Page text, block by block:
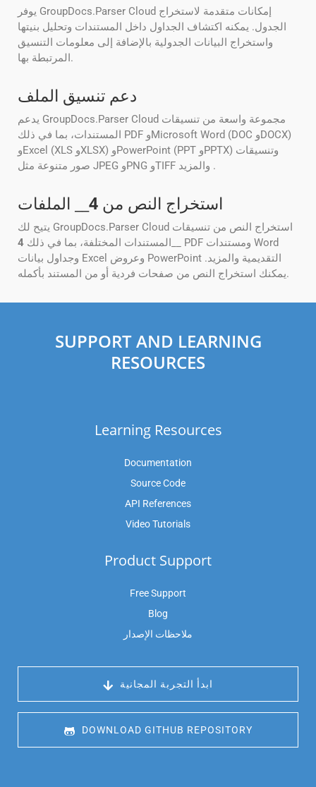
يوفر GroupDocs.Parser Cloud إمكانات متقدمة لاستخراج
الجدول. يمكنه اكتشاف الجداول داخل المستندات وتحليل بنيتها
واستخراج البيانات الجدولية بالإضافة إلى معلومات التنسيق
المرتبطة بها.
دعم تنسيق الملف
يدعم GroupDocs.Parser Cloud مجموعة واسعة من تنسيقات
المستندات، بما في ذلك PDF وMicrosoft Word (DOC وDOCX)
وExcel (XLS وXLSX) وPowerPoint (PPT وPPTX) وتنسيقات
صور متنوعة مثل JPEG وPNG وTIFF والمزيد .
استخراج النص من 4 __ الملفات
يتيح لك GroupDocs.Parser Cloud استخراج النص من تنسيقات
المستندات المختلفة، بما في ذلك 4
__ PDF ومستندات Word
وجداول بيانات Excel وعروض PowerPoint التقديمية والمزيد.
يمكنك استخراج النص من صفحات فردية أو من المستند بأكمله.
SUPPORT AND LEARNING
RESOURCES
Learning Resources
Documentation
Source Code
API References
Video Tutorials
Product Support
Free Support
Blog
ملاحظات الإصدار
ابدأ التجربة المجانية
DOWNLOAD GITHUB REPOSITORY